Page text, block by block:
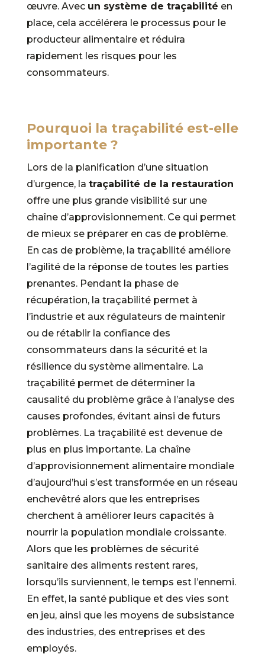
œuvre. Avec un système de traçabilité en
place, cela accélérera le processus pour le
producteur alimentaire et réduira
rapidement les risques pour les
consommateurs.
Pourquoi la traçabilité est-elle
importante ?
Lors de la planification d’une situation
d’urgence, la traçabilité de la restauration
offre une plus grande visibilité sur une
chaîne d’approvisionnement. Ce qui permet
de mieux se préparer en cas de problème.
En cas de problème, la traçabilité améliore
l’agilité de la réponse de toutes les parties
prenantes. Pendant la phase de
récupération, la traçabilité permet à
l’industrie et aux régulateurs de maintenir
ou de rétablir la confiance des
consommateurs dans la sécurité et la
résilience du système alimentaire. La
traçabilité permet de déterminer la
causalité du problème grâce à l’analyse des
causes profondes, évitant ainsi de futurs
problèmes. La traçabilité est devenue de
plus en plus importante. La chaîne
d’approvisionnement alimentaire mondiale
d’aujourd’hui s’est transformée en un réseau
enchevêtré alors que les entreprises
cherchent à améliorer leurs capacités à
nourrir la population mondiale croissante.
Alors que les problèmes de sécurité
sanitaire des aliments restent rares,
lorsqu’ils surviennent, le temps est l’ennemi.
En effet, la santé publique et des vies sont
en jeu, ainsi que les moyens de subsistance
des industries, des entreprises et des
employés.